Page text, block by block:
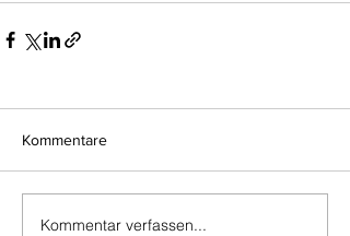
Kommentare
Kommentar verfassen...